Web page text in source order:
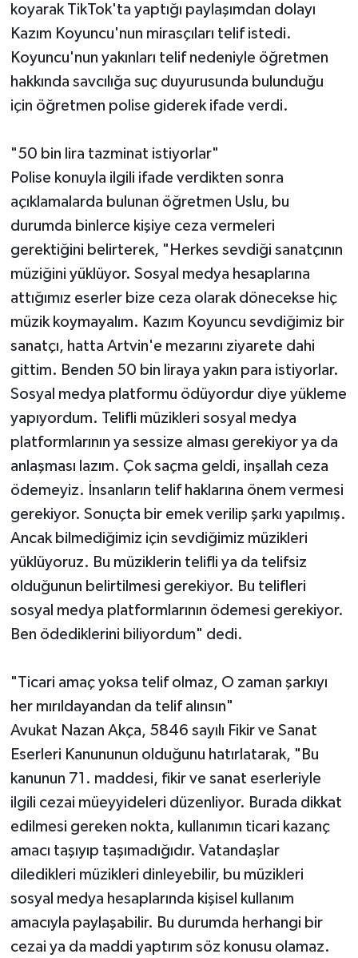
koyarak TikTok'ta yaptığı paylaşımdan dolayı
Kazım Koyuncu'nun mirasçıları telif istedi.
Koyuncu'nun yakınları telif nedeniyle öğretmen
hakkında savcılığa suç duyurusunda bulunduğu
için öğretmen polise giderek ifade verdi.
"50 bin lira tazminat istiyorlar"
Polise konuyla ilgili ifade verdikten sonra
açıklamalarda bulunan öğretmen Uslu, bu
durumda binlerce kişiye ceza vermeleri
gerektiğini belirterek, "Herkes sevdiği sanatçının
müziğini yüklüyor. Sosyal medya hesaplarına
attığımız eserler bize ceza olarak dönecekse hiç
müzik koymayalım. Kazım Koyuncu sevdiğimiz bir
sanatçı, hatta Artvin'e mezarını ziyarete dahi
gittim. Benden 50 bin liraya yakın para istiyorlar.
Sosyal medya platformu ödüyordur diye yükleme
yapıyordum. Telifli müzikleri sosyal medya
platformlarının ya sessize alması gerekiyor ya da
anlaşması lazım. Çok saçma geldi, inşallah ceza
ödemeyiz. İnsanların telif haklarına önem vermesi
gerekiyor. Sonuçta bir emek verilip şarkı yapılmış.
Ancak bilmediğimiz için sevdiğimiz müzikleri
yüklüyoruz. Bu müziklerin telifli ya da telifsiz
olduğunun belirtilmesi gerekiyor. Bu telifleri
sosyal medya platformlarının ödemesi gerekiyor.
Ben ödediklerini biliyordum" dedi.
"Ticari amaç yoksa telif olmaz, O zaman şarkıyı
her mırıldayandan da telif alınsın"
Avukat Nazan Akça, 5846 sayılı Fikir ve Sanat
Eserleri Kanununun olduğunu hatırlatarak, "Bu
kanunun 71. maddesi, fikir ve sanat eserleriyle
ilgili cezai müeyyideleri düzenliyor. Burada dikkat
edilmesi gereken nokta, kullanımın ticari kazanç
amacı taşıyıp taşımadığıdır. Vatandaşlar
diledikleri müzikleri dinleyebilir, bu müzikleri
sosyal medya hesaplarında kişisel kullanım
amacıyla paylaşabilir. Bu durumda herhangi bir
cezai ya da maddi yaptırım söz konusu olamaz.